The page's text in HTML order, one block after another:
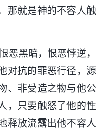
那就是神的不容人触
黑暗，恨恶悖逆，
对抗的罪恶行径，源
、非受造之物与他公
，只要触怒了他的性
释放流露出他不容人